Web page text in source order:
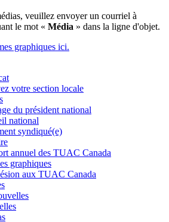
veuillez envoyer un courriel à
le mot « Média » dans la ligne d'objet.
graphiques ici.
votre section locale
du président national
national
syndiqué(e)
annuel des TUAC Canada
graphiques
aux TUAC Canada